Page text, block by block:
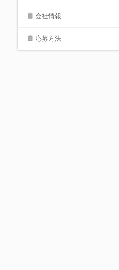
会社情報
応募方法